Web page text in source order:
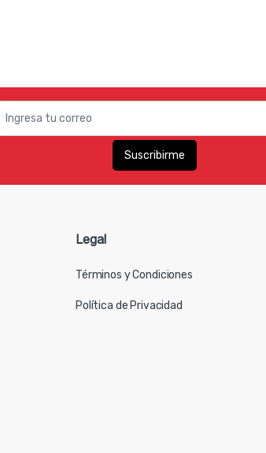
Legal
Términos y Condiciones
Política de Privacidad